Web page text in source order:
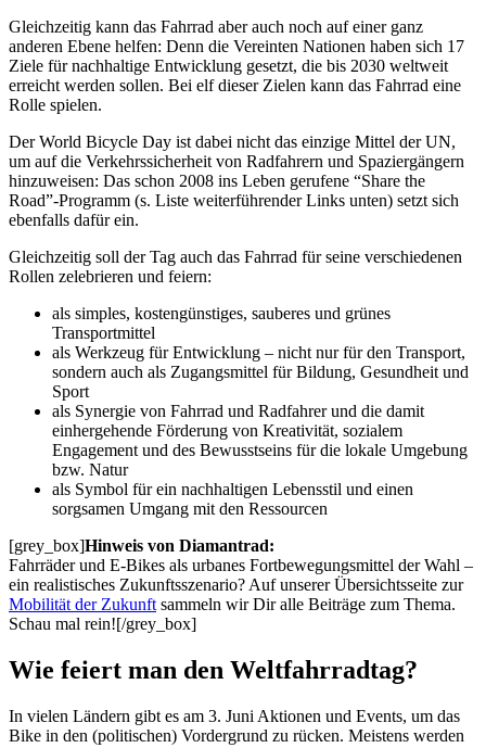
Gleichzeitig kann das Fahrrad aber auch noch auf einer ganz
anderen Ebene helfen: Denn die Vereinten Nationen haben sich 17
Ziele für nachhaltige Entwicklung gesetzt, die bis 2030 weltweit
erreicht werden sollen. Bei elf dieser Zielen kann das Fahrrad eine
Rolle spielen.
Der World Bicycle Day ist dabei nicht das einzige Mittel der UN,
um auf die Verkehrssicherheit von Radfahrern und Spaziergängern
hinzuweisen: Das schon 2008 ins Leben gerufene “Share the
Road”-Programm (s. Liste weiterführender Links unten) setzt sich
ebenfalls dafür ein.
Gleichzeitig soll der Tag auch das Fahrrad für seine verschiedenen
Rollen zelebrieren und feiern:
als simples, kostengünstiges, sauberes und grünes
Transportmittel
als Werkzeug für Entwicklung – nicht nur für den Transport,
sondern auch als Zugangsmittel für Bildung, Gesundheit und
Sport
als Synergie von Fahrrad und Radfahrer und die damit
einhergehende Förderung von Kreativität, sozialem
Engagement und des Bewusstseins für die lokale Umgebung
bzw. Natur
als Symbol für ein nachhaltigen Lebensstil und einen
sorgsamen Umgang mit den Ressourcen
[grey_box]Hinweis von Diamantrad:
Fahrräder und E-Bikes als urbanes Fortbewegungsmittel der Wahl –
ein realistisches Zukunftsszenario? Auf unserer Übersichtsseite zur
Mobilität der Zukunft sammeln wir Dir alle Beiträge zum Thema.
Schau mal rein![/grey_box]
Wie feiert man den Weltfahrradtag?
In vielen Ländern gibt es am 3. Juni Aktionen und Events, um das
Bike in den (politischen) Vordergrund zu rücken. Meistens werden